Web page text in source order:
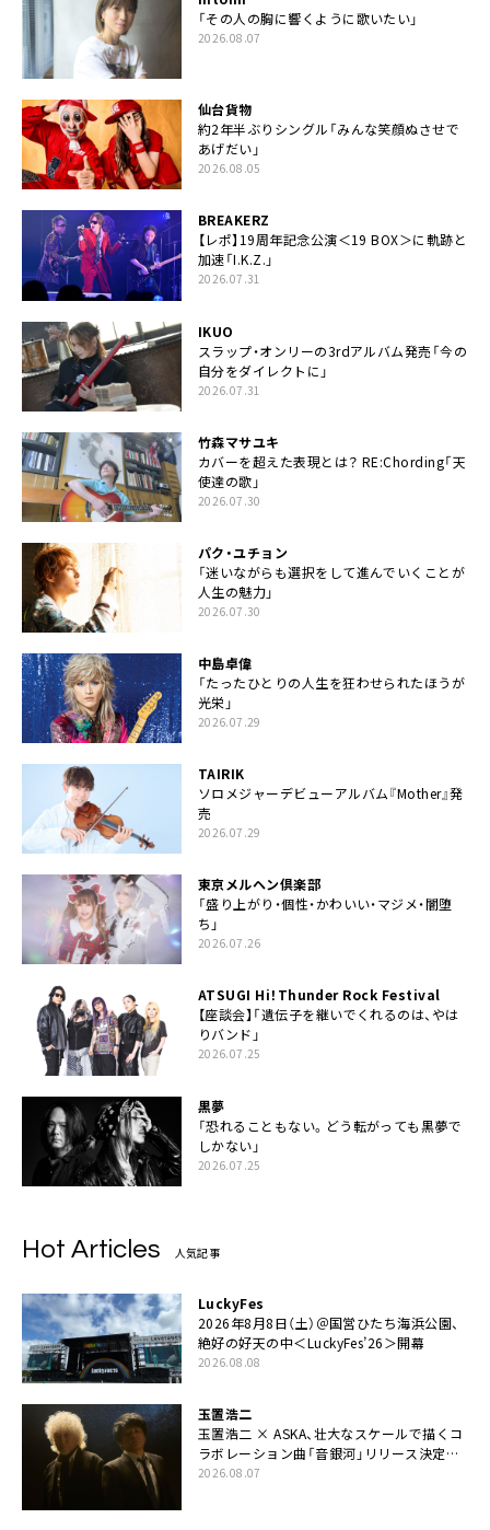
「その人の胸に響くように歌いたい」
2026.08.07
仙台貨物
約2年半ぶりシングル「みんな笑顔ぬさせで
あげだい」
2026.08.05
BREAKERZ
【レポ】19周年記念公演＜19 BOX＞に軌跡と
加速「I.K.Z.」
2026.07.31
IKUO
スラップ・オンリーの3rdアルバム発売「今の
自分をダイレクトに」
2026.07.31
竹森マサユキ
カバーを超えた表現とは？ RE:Chording「天
使達の歌」
2026.07.30
パク・ユチョン
「迷いながらも選択をして進んでいくことが
人生の魅力」
2026.07.30
中島卓偉
「たったひとりの人生を狂わせられたほうが
光栄」
2026.07.29
TAIRIK
ソロメジャーデビューアルバム『Mother』発
売
2026.07.29
東京メルヘン倶楽部
「盛り上がり・個性・かわいい・マジメ・闇堕
ち」
2026.07.26
ATSUGI Hi！Thunder Rock Festival
【座談会】「遺伝子を継いでくれるのは、やは
りバンド」
2026.07.25
黒夢
「恐れることもない。どう転がっても黒夢で
しかない」
2026.07.25
Hot Articles 人気記事
LuckyFes
2026年8月8日（土）＠国営ひたち海浜公園、
絶好の好天の中＜LuckyFes’26＞開幕
2026.08.08
玉置浩二
玉置浩二 × ASKA、壮大なスケールで描くコ
ラボレーション曲「音銀河」リリース決定。
カップリングには新曲「命の宿り」収録も
2026.08.07